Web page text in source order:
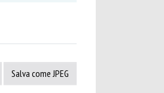
Salva come JPEG